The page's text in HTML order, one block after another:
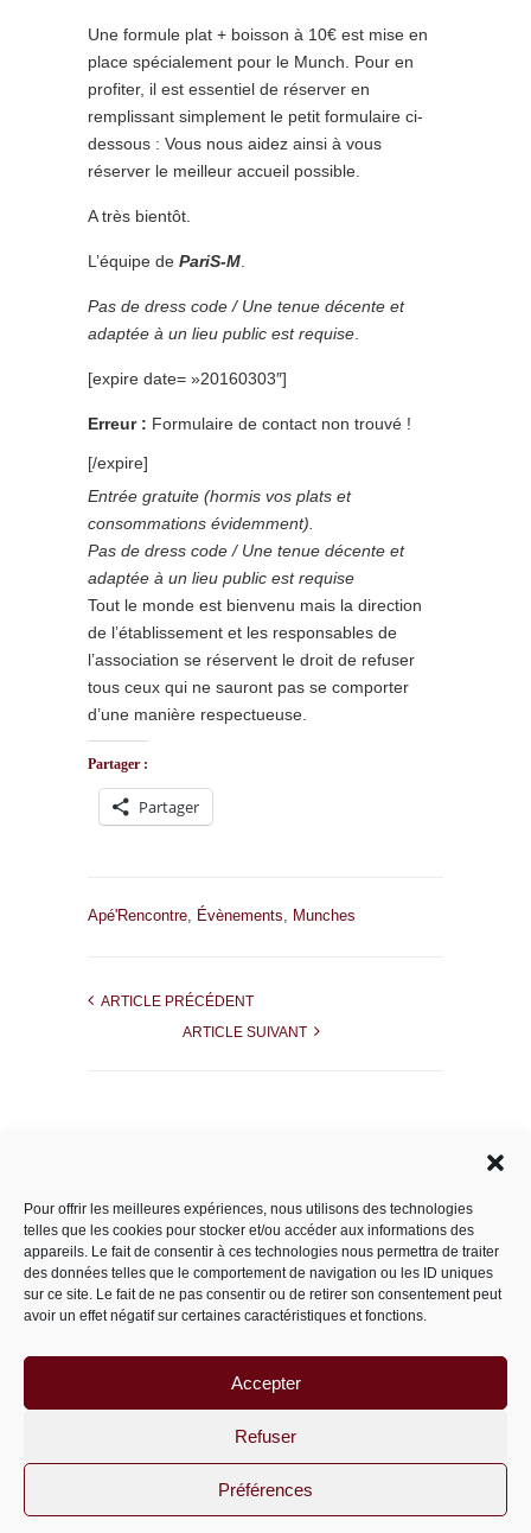
Pour offrir les meilleures expériences, nous utilisons des technologies
telles que les cookies pour stocker et/ou accéder aux informations des
appareils. Le fait de consentir à ces technologies nous permettra de traiter
des données telles que le comportement de navigation ou les ID uniques
sur ce site. Le fait de ne pas consentir ou de retirer son consentement peut
avoir un effet négatif sur certaines caractéristiques et fonctions.
Accepter
Refuser
Préférences
Une formule plat + boisson à 10€ est mise en
place spécialement pour le Munch. Pour en
profiter, il est essentiel de réserver en
remplissant simplement le petit formulaire ci-
dessous : Vous nous aidez ainsi à vous
réserver le meilleur accueil possible.
A très bientôt.
L’équipe de PariS-M
Pas de dress code / Une tenue décente et
adaptée à un lieu public est requise
[expire date= »20160303″]
Erreur : Formulaire de contact non trouvé !
[/expire]
Entrée gratuite (hormis vos plats et
consommations évidemment).
Pas de dress code / Une tenue décente et
adaptée à un lieu public est requise
Tout le monde est bienvenu mais la direction
de l’établissement et les responsables de
l’association se réservent le droit de refuser
tous ceux qui ne sauront pas se comporter
d’une manière respectueuse.
Partager :
Partager
Apé'Rencontre, Évènements, Munches
ARTICLE PRÉCÉDENT
ARTICLE SUIVANT
Catégories